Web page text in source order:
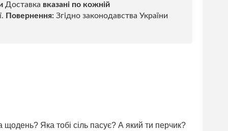
Доставка вказані по кожній
ї. Повернення: Згідно законодавства України
Яка тобі сіль пасує? А який ти перчик?